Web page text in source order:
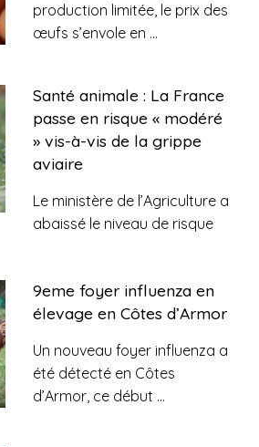
production limitée, le prix des
œufs s’envole en ...
Santé animale : La France
passe en risque « modéré
» vis-à-vis de la grippe
aviaire
Le ministère de l’Agriculture a
abaissé le niveau de risque
9eme foyer influenza en
élevage en Côtes d’Armor
Un nouveau foyer influenza a
été détecté en Côtes
d’Armor, ce début ...